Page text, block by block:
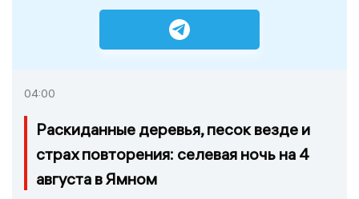
04:00
Раскиданные деревья, песок везде и
страх повторения: селевая ночь на 4
августа в Ямном